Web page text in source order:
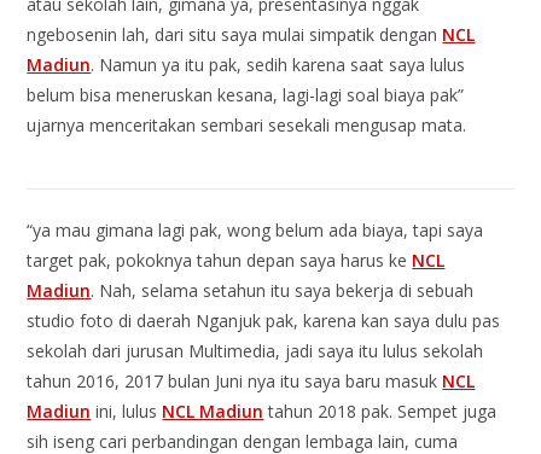
ngebosenin lah, dari situ saya mulai simpatik dengan NCL
Madiun. Namun ya itu pak, sedih karena saat saya lulus
belum bisa meneruskan kesana, lagi-lagi soal biaya pak”
ujarnya menceritakan sembari sesekali mengusap mata.
“ya mau gimana lagi pak, wong belum ada biaya, tapi saya
target pak, pokoknya tahun depan saya harus ke NCL
Madiun. Nah, selama setahun itu saya bekerja di sebuah
studio foto di daerah Nganjuk pak, karena kan saya dulu pas
sekolah dari jurusan Multimedia, jadi saya itu lulus sekolah
tahun 2016, 2017 bulan Juni nya itu saya baru masuk NCL
Madiun ini, lulus NCL Madiun tahun 2018 pak. Sempet juga
sih iseng cari perbandingan dengan lembaga lain, cuma